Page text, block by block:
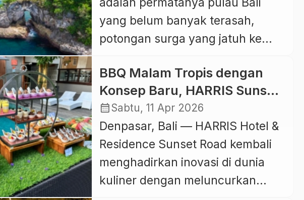
internasional terhadap produk
wisata yang ditawarkannya.
Partisipasi hotel bersejarah asal
berlangsung di Bali International
[…]
yang belum banyak terasah,
potongan surga yang jatuh ke
indah di Nusa Penida yang dikenal
karena airnya sebening kristal.
Saat matahari mulai condong ke
barat, langit perlahan berubah
warna. Gradasi jingga, ungu, dan
emas menyatu seperti lukisan
yang hidup. Di kejauhan, seorang
BBQ Malam Tropis dengan
Konsep Baru, HARRIS Sunset
Road Tawarkan Sensasi
Kuliner Lebih Meriah
calendar_monthSabtu, 11 Apr 2026
Denpasar, Bali — HARRIS Hotel &
Residence Sunset Road kembali
menghadirkan inovasi di dunia
kuliner dengan meluncurkan